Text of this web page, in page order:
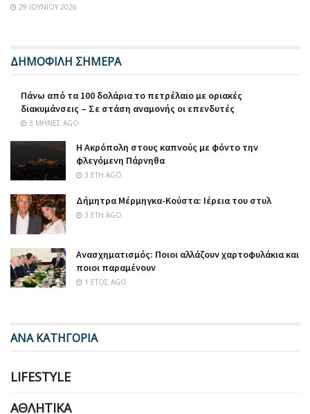
29 ΙΟΥΝΊΟΥ 2026
ΔΗΜΟΦΙΛΗ ΣΗΜΕΡΑ
Πάνω από τα 100 δολάρια το πετρέλαιο με οριακές
διακυμάνσεις – Σε στάση αναμονής οι επενδυτές
3 ΜΉΝΕΣ AGO
Η Ακρόπολη στους καπνούς με φόντο την
φλεγόμενη Πάρνηθα
3 ΈΤΗ AGO
Δήμητρα Μέρμηγκα-Κούστα: Ιέρεια του στυλ
3 ΈΤΗ AGO
Ανασχηματισμός: Ποιοι αλλάζουν χαρτοφυλάκια και
ποιοι παραμένουν
1 ΈΤΟΣ AGO
ΑΝΑ ΚΑΤΗΓΟΡΙΑ
LIFESTYLE
ΑΘΛΗΤΙΚΆ